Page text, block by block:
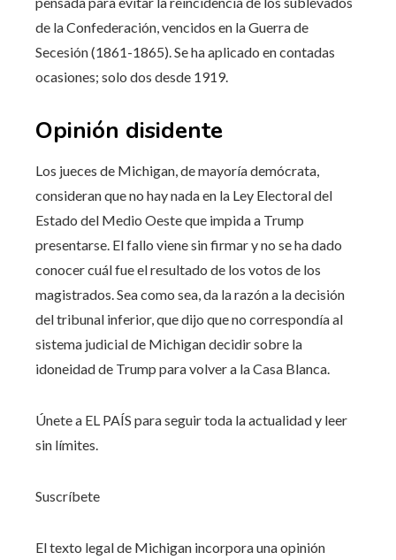
de la Confederación, vencidos en la Guerra de
Secesión (1861-1865). Se ha aplicado en contadas
ocasiones; solo dos desde 1919.
Opinión disidente
Los jueces de Michigan, de mayoría demócrata,
consideran que no hay nada en la Ley Electoral del
Estado del Medio Oeste que impida a Trump
presentarse. El fallo viene sin firmar y no se ha dado
conocer cuál fue el resultado de los votos de los
magistrados. Sea como sea, da la razón a la decisión
del tribunal inferior, que dijo que no correspondía al
sistema judicial de Michigan decidir sobre la
idoneidad de Trump para volver a la Casa Blanca.
Únete a EL PAÍS para seguir toda la actualidad y leer
sin límites.
Suscríbete
El texto legal de Michigan incorpora una opinión